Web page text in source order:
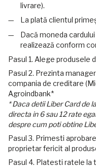
livrare).
La plată clientul
Dacă moneda
realizează conform
Pasul 1. Alege produsele
Pasul 2. Prezinta
compania de creditare
Agroindbank*
* Daca detii Liber Card de
directa in 6 sau 12 rate
despre cum poti obtine
Pasul 3. Primesti
proprietar fericit al
Pasul 4. Platesti ratele la